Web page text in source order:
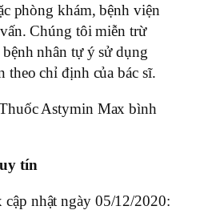
phòng khám, bệnh viện
Chúng tôi miễn trừ
nhân tự ý sử dụng
theo chỉ định của bác sĩ.
Astymin Max bình
tín
nhật ngày 05/12/2020: